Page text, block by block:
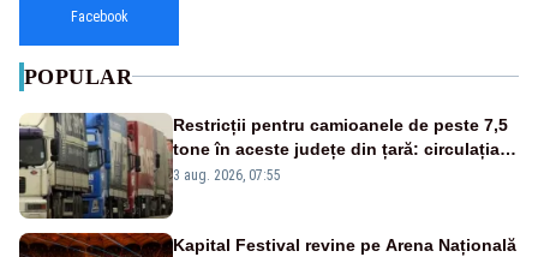
Facebook
POPULAR
Restricții pentru camioanele de peste 7,5
tone în aceste județe din țară: circulația
este interzisă luni, între orele 12:00 și
3 aug. 2026, 07:55
Kapital Festival revine pe Arena Națională